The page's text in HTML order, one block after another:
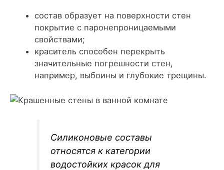
состав образует на поверхности стен
покрытие с паронепроницаемыми
свойствами;
краситель способен перекрыть
значительные погрешности стен,
например, выбоины и глубокие трещины.
Силиконовые составы
относятся к категории
водостойких красок для